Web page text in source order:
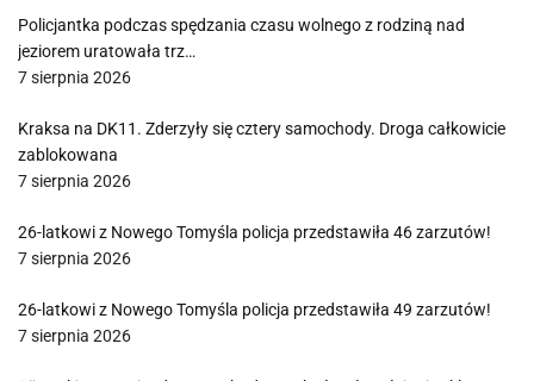
Policjantka podczas spędzania czasu wolnego z rodziną nad
jeziorem uratowała trz…
7 sierpnia 2026
Kraksa na DK11. Zderzyły się cztery samochody. Droga całkowicie
zablokowana
7 sierpnia 2026
26-latkowi z Nowego Tomyśla policja przedstawiła 46 zarzutów!
7 sierpnia 2026
26-latkowi z Nowego Tomyśla policja przedstawiła 49 zarzutów!
7 sierpnia 2026